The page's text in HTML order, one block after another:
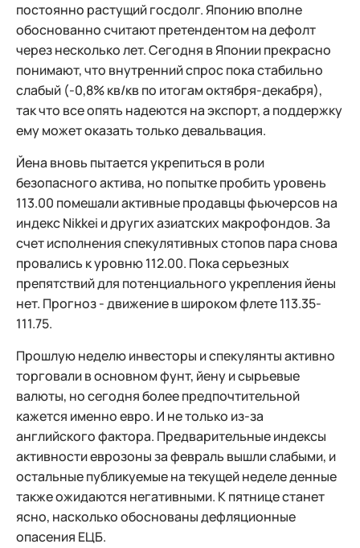
постоянно растущий госдолг. Японию вполне
обоснованно считают претендентом на дефолт
через несколько лет. Сегодня в Японии прекрасно
понимают, что внутренний спрос пока стабильно
слабый (-0,8% кв/кв по итогам октября-декабря),
так что все опять надеются на экспорт, а поддержку
ему может оказать только девальвация.
Йена вновь пытается укрепиться в роли
безопасного актива, но попытке пробить уровень
113.00 помешали активные продавцы фьючерсов на
индекс Nikkei и других азиатских макрофондов. За
счет исполнения спекулятивных стопов пара снова
провались к уровню 112.00. Пока серьезных
препятствий для потенциального укрепления йены
нет. Прогноз - движение в широком флете 113.35-
111.75.
Прошлую неделю инвесторы и спекулянты активно
торговали в основном фунт, йену и сырьевые
валюты, но сегодня более предпочтительной
кажется именно евро. И не только из-за
английского фактора. Предварительные индексы
активности еврозоны за февраль вышли слабыми, и
остальные публикуемые на текущей неделе денные
также ожидаются негативными. К пятнице станет
ясно, насколько обоснованы дефляционные
опасения ЕЦБ.